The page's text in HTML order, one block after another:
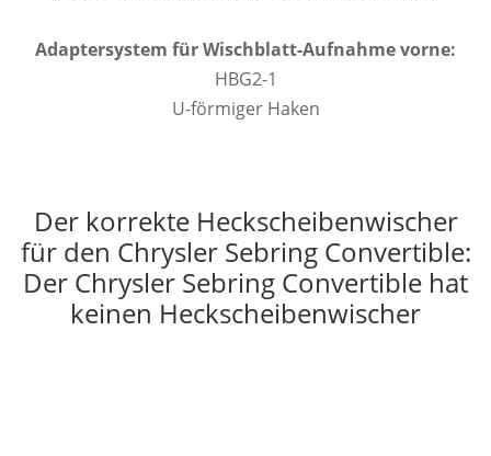
Adaptersystem für Wischblatt-Aufnahme vorne:
HBG2-1
U-förmiger Haken
Der korrekte Heckscheibenwischer
für den Chrysler Sebring Convertible:
Der Chrysler Sebring Convertible hat
keinen Heckscheibenwischer